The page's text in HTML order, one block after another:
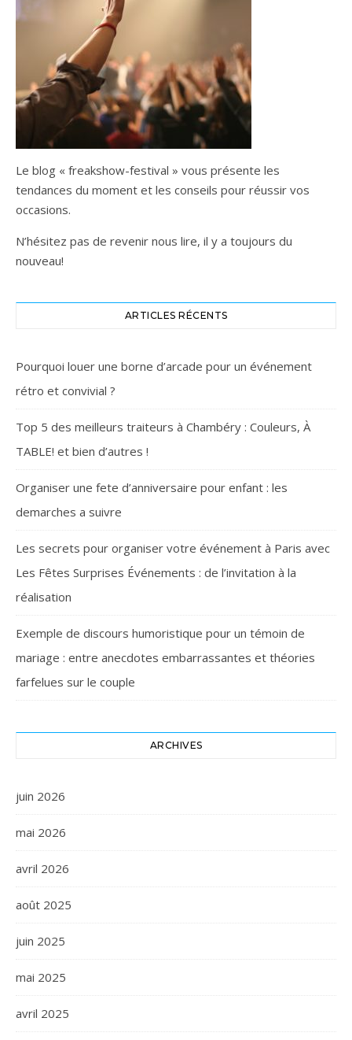
Le blog « freakshow-festival » vous présente les
tendances du moment et les conseils pour réussir vos
occasions.
N’hésitez pas de revenir nous lire, il y a toujours du
nouveau!
ARTICLES RÉCENTS
Pourquoi louer une borne d’arcade pour un événement
rétro et convivial ?
Top 5 des meilleurs traiteurs à Chambéry : Couleurs, À
TABLE! et bien d’autres !
Organiser une fete d’anniversaire pour enfant : les
demarches a suivre
Les secrets pour organiser votre événement à Paris avec
Les Fêtes Surprises Événements : de l’invitation à la
réalisation
Exemple de discours humoristique pour un témoin de
mariage : entre anecdotes embarrassantes et théories
farfelues sur le couple
ARCHIVES
juin 2026
mai 2026
avril 2026
août 2025
juin 2025
mai 2025
avril 2025